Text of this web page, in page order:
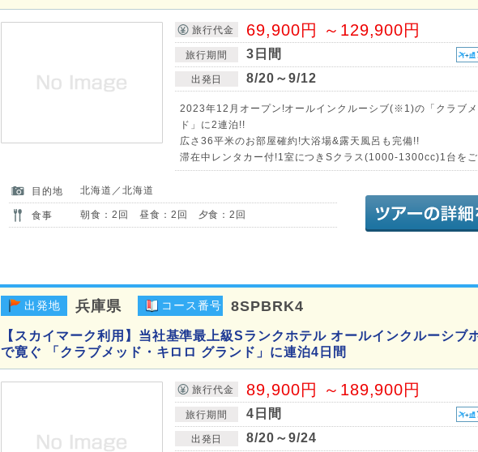
旅行代金 69,900円 ～129,900円
旅行期間 3日間
出発日 8/20～9/12
2023年12月オープン!オールインクルーシブ(※1)の「クラブメ
ド」に2連泊!!
広さ36平米のお部屋確約!大浴場&露天風呂も完備!!
滞在中レンタカー付!1室につきSクラス(1000-1300cc)1台を
目的地 北海道／北海道
食事 朝食：2回 昼食：2回 夕食：2回
出発地 兵庫県 コース番号 8SPBRK4
【スカイマーク利用】当社基準最上級Sランクホテル オールインクルーシブ
で寛ぐ 「クラブメッド・キロロ グランド」に連泊4日間
旅行代金 89,900円 ～189,900円
旅行期間 4日間
出発日 8/20～9/24